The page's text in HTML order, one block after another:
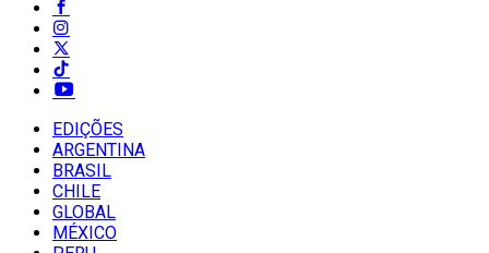
EDIÇÕES
ARGENTINA
BRASIL
CHILE
GLOBAL
MÉXICO